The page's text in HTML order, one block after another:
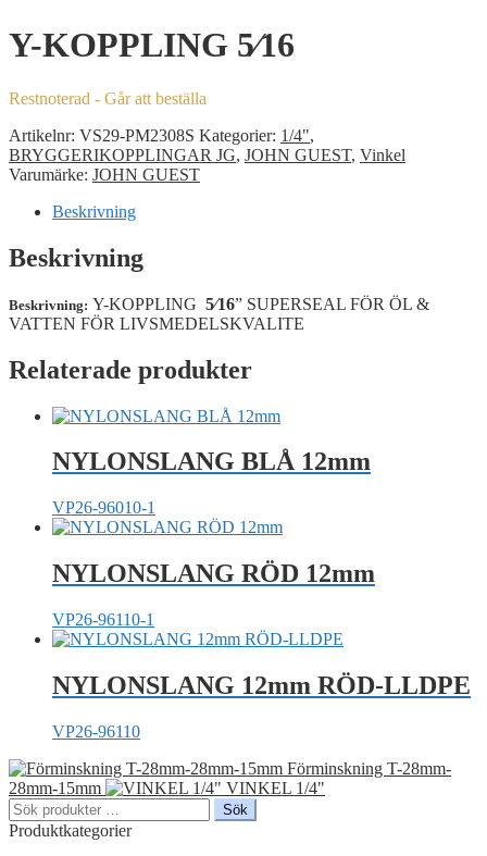
Y-KOPPLING 5⁄16
Restnoterad - Går att beställa
Artikelnr: VS29-PM2308S Kategorier: 1/4",
BRYGGERIKOPPLINGAR JG, JOHN GUEST, Vinkel
Varumärke: JOHN GUEST
Beskrivning
Beskrivning
Beskrivning: Y-KOPPLING 5⁄16” SUPERSEAL FÖR ÖL &
VATTEN FÖR LIVSMEDELSKVALITE
Relaterade produkter
NYLONSLANG BLÅ 12mm
VP26-96010-1
NYLONSLANG RÖD 12mm
VP26-96110-1
NYLONSLANG 12mm RÖD-LLDPE
VP26-96110
Förminskning T-28mm-
28mm-15mm
VINKEL 1/4"
Sök
efter:
Sök
Produktkategorier